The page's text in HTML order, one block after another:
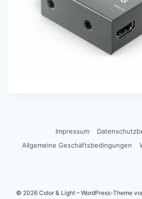
Impressum
Allgemeine Geschäftsbedingungen
© 2026 Color & Light – WordPress-Theme